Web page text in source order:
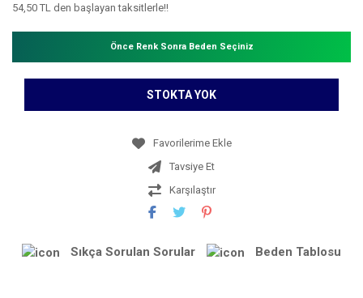
54,50 TL den başlayan taksitlerle!!
Önce Renk Sonra Beden Seçiniz
STOKTA YOK
Tavsiye Et
Karşılaştır
Sıkça Sorulan Sorular Beden Tablosu